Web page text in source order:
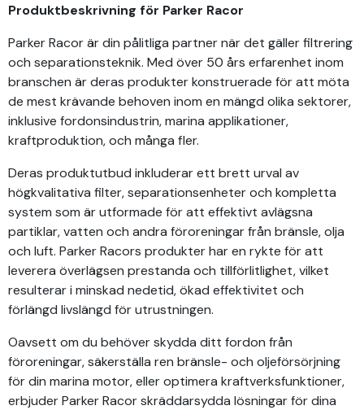
Produktbeskrivning för Parker Racor
Parker Racor är din pålitliga partner när det gäller filtrering
och separationsteknik. Med över 50 års erfarenhet inom
branschen är deras produkter konstruerade för att möta
de mest krävande behoven inom en mängd olika sektorer,
inklusive fordonsindustrin, marina applikationer,
kraftproduktion, och många fler.
Deras produktutbud inkluderar ett brett urval av
högkvalitativa filter, separationsenheter och kompletta
system som är utformade för att effektivt avlägsna
partiklar, vatten och andra föroreningar från bränsle, olja
och luft. Parker Racors produkter har en rykte för att
leverera överlägsen prestanda och tillförlitlighet, vilket
resulterar i minskad nedetid, ökad effektivitet och
förlängd livslängd för utrustningen.
Oavsett om du behöver skydda ditt fordon från
föroreningar, säkerställa ren bränsle- och oljeförsörjning
för din marina motor, eller optimera kraftverksfunktioner,
erbjuder Parker Racor skräddarsydda lösningar för dina